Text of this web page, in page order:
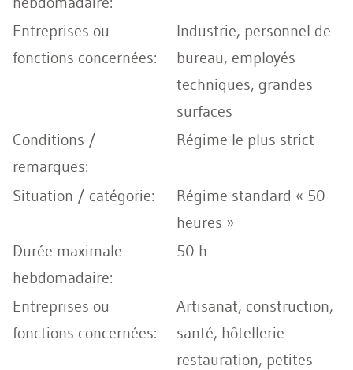
Industrie, personnel de
bureau, employés
techniques, grandes
surfaces
Régime le plus strict
Régime standard « 50
heures »
50 h
Artisanat, construction,
santé, hôtellerie-
restauration, petites